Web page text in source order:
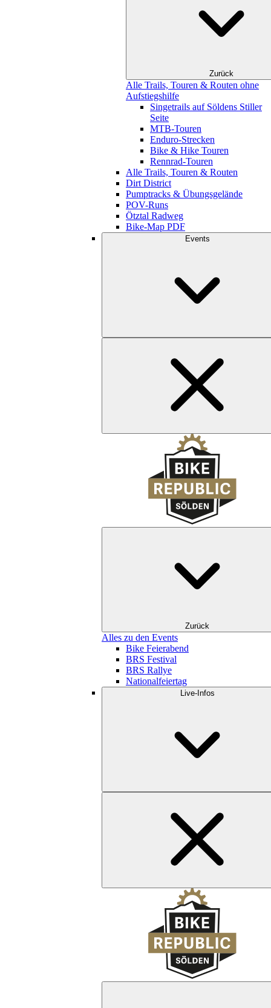
Zurück
Alle Trails, Touren & Routen ohne
Aufstiegshilfe
Singetrails auf Söldens Stiller
Seite
MTB-Touren
Enduro-Strecken
Bike & Hike Touren
Rennrad-Touren
Alle Trails, Touren & Routen
Dirt District
Pumptracks & Übungsgelände
POV-Runs
Ötztal Radweg
Bike-Map PDF
Events
Zurück
Alles zu den Events
Bike Feierabend
BRS Festival
BRS Rallye
Nationalfeiertag
Live-Infos